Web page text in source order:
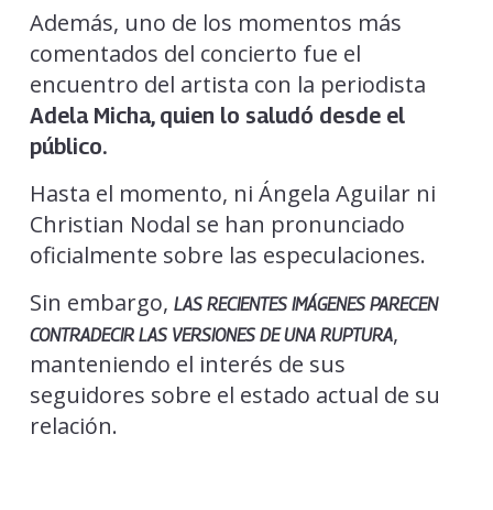
Además, uno de los momentos más
comentados del concierto fue el
encuentro del artista con la periodista
Adela Micha, quien lo saludó desde el
público.
Hasta el momento, ni Ángela Aguilar ni
Christian Nodal se han pronunciado
oficialmente sobre las especulaciones.
Sin embargo, LAS RECIENTES IMÁGENES PARECEN
CONTRADECIR LAS VERSIONES DE UNA RUPTURA,
manteniendo el interés de sus
seguidores sobre el estado actual de su
relación.